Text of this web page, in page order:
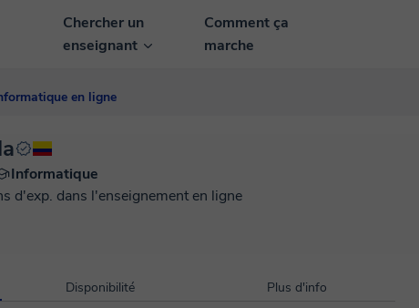
Chercher un
enseignant
Comment ça
marche
en ligne
Informatique
d'exp. dans l'enseignement en ligne
Disponibilité Plus d'info